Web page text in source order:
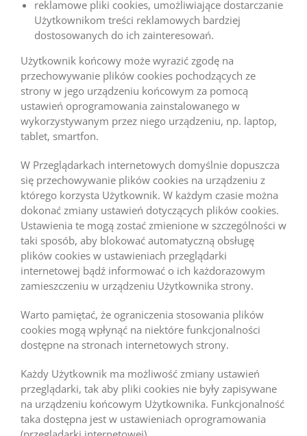
reklamowe pliki cookies, umożliwiające dostarczanie
Użytkownikom treści reklamowych bardziej
dostosowanych do ich zainteresowań.
Użytkownik końcowy może wyrazić zgodę na
przechowywanie plików cookies pochodzących ze
strony w jego urządzeniu końcowym za pomocą
ustawień oprogramowania zainstalowanego w
wykorzystywanym przez niego urządzeniu, np. laptop,
tablet, smartfon.
W Przeglądarkach internetowych domyślnie dopuszcza
się przechowywanie plików cookies na urządzeniu z
którego korzysta Użytkownik. W każdym czasie można
dokonać zmiany ustawień dotyczących plików cookies.
Ustawienia te mogą zostać zmienione w szczególności w
taki sposób, aby blokować automatyczną obsługę
plików cookies w ustawieniach przeglądarki
internetowej bądź informować o ich każdorazowym
zamieszczeniu w urządzeniu Użytkownika strony.
Warto pamiętać, że ograniczenia stosowania plików
cookies mogą wpłynąć na niektóre funkcjonalności
dostępne na stronach internetowych strony.
Każdy Użytkownik ma możliwość zmiany ustawień
przeglądarki, tak aby pliki cookies nie były zapisywane
na urządzeniu końcowym Użytkownika. Funkcjonalność
taka dostępna jest w ustawieniach oprogramowania